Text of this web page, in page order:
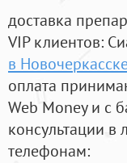
доставка
VIP клиентов:
в
оплата
Web Money и с
консультации
телефонам: